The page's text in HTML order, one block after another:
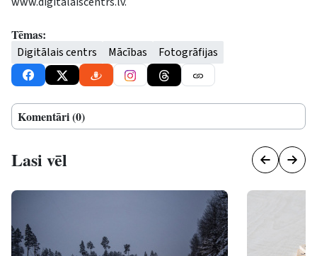
Tēmas:
Digitālais centrs Mācības Fotogrāfijas
Komentāri (0)
Lasi vēl